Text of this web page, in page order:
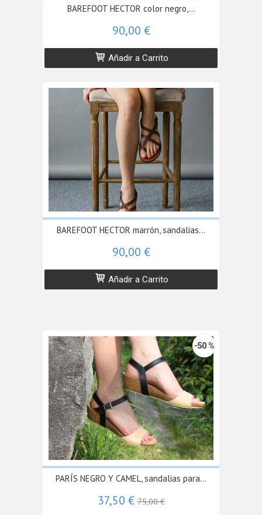
BAREFOOT HECTOR color negro,...
90,00 €
Añadir a Carrito
BAREFOOT HECTOR marrón, sandalias...
90,00 €
Añadir a Carrito
-50 %
PARÍS NEGRO Y CAMEL, sandalias para...
37,50 €75,00 €